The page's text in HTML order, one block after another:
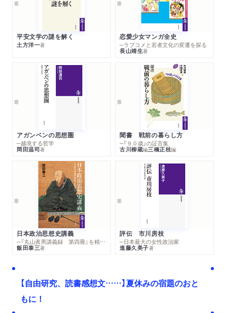
平安文学の謎を解く
土方洋一著
恋愛少女マンガ全史
─ラブコメと若者文化の変遷を探る
長山靖生著
アガンベンの思想圏
─越境する哲学
岡田温司著
聞書 戦前の暮らし方
─「９０歳」の証言集
古川柳蔵編三橋正枝編
日本政治思想史講義
─『丸山眞男講義録 第四冊』を精読する
飯田泰三著
評伝 市川房枝
─日本最大の女性政治家
進藤久美子著
【自由研究、読書感想文……】夏休みの宿題のおと
もに！